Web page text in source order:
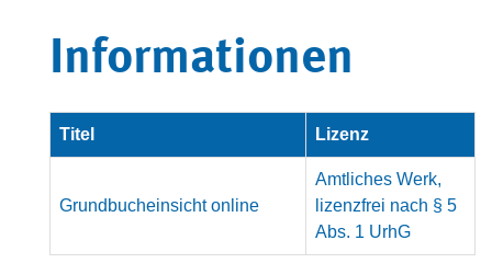
Informationen
Titel Lizenz
Grundbucheinsicht online
Amtliches Werk,
lizenzfrei nach § 5
Abs. 1 UrhG